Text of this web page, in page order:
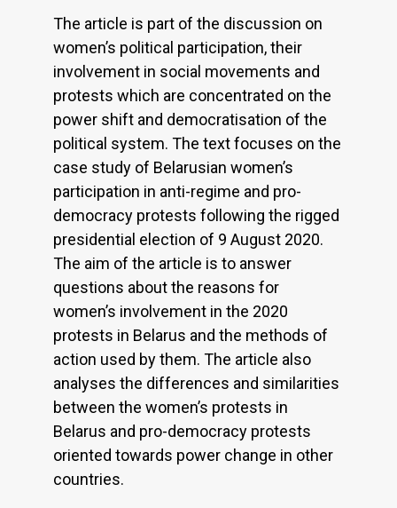
The article is part of the discussion on
women’s political participation, their
involvement in social movements and
protests which are concentrated on the
power shift and democratisation of the
political system. The text focuses on the
case study of Belarusian women’s
participation in anti-regime and pro-
democracy protests following the rigged
presidential election of 9 August 2020.
The aim of the article is to answer
questions about the reasons for
women’s involvement in the 2020
protests in Belarus and the methods of
action used by them. The article also
analyses the differences and similarities
between the women’s protests in
Belarus and pro-democracy protests
oriented towards power change in other
countries.